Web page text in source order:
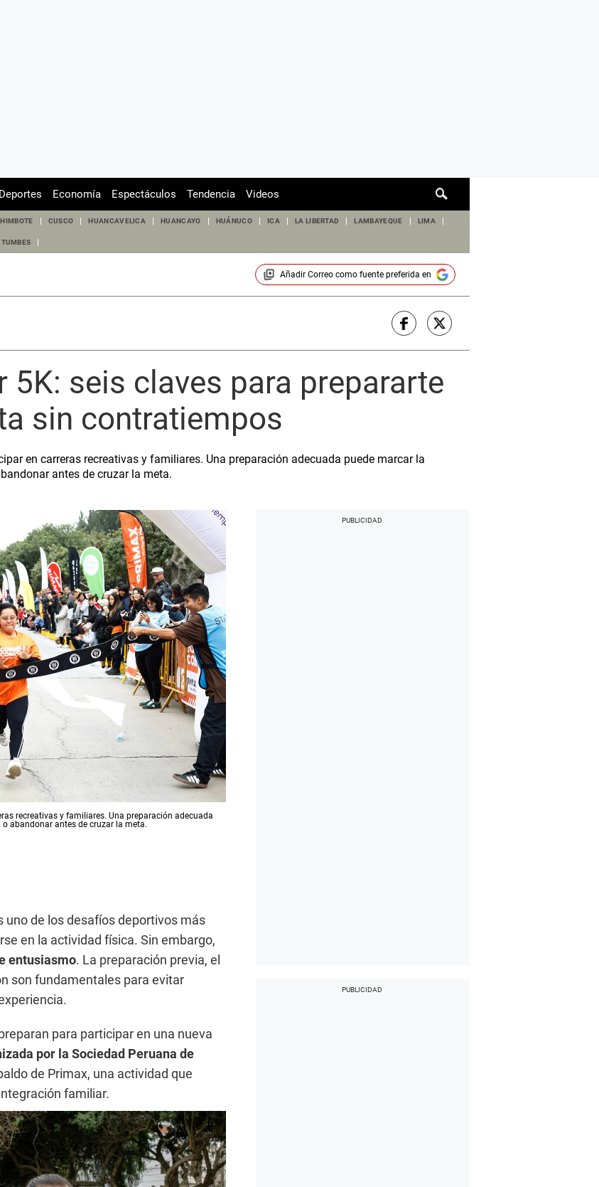
de
Deportes Economía Espectáculos Tendencia Videos
CUSCO HUANCAVELICA HUANCAYO HUÁNUCO ICA LA LIBERTAD LAMBAYEQUE LIMA
TUMBES
Añadir Correocomo fuente preferida en
5K: seis claves para prepararte
sin contratiempos
en carreras recreativas y familiares. Una preparación adecuada puede marcar la
antes de cruzar la meta.
recreativas y familiares. Una preparación adecuada
abandonar antes de cruzar la meta.
uno de los desafíos deportivos más
en la actividad física. Sin embargo,
entusiasmo. La preparación previa, el
son fundamentales para evitar
para participar en una nueva
por la Sociedad Peruana de
de Primax, una actividad que
familiar.